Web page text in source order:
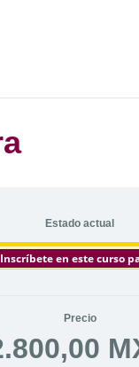
Estado actual
Inscríbete en este curso
Precio